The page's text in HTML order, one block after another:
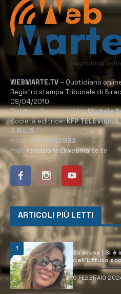
WEBMARTE.TV – Quotidiano
Registro stampa Tribunale di
09/04/2010
Direttore Responsabile:Michele
Società editrice:KFP TELEVISION
S.R.L.S.
P.Iva: 02184950893
mail: redazione@webmarte.tv
ARTICOLI PIÙ LETTI
1
Siracusa | Si
dell’Ufficio
6 FEBBRAIO